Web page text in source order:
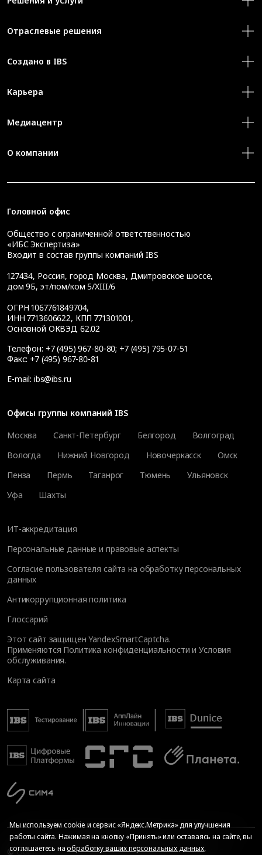
Отраслевые решения
Создано в IBS
Карьера
Медиацентр
О компании
Головной офис
Общество с ограниченной ответственностью
«ИБС Экспертиза»
Входит в состав группы компаний IBS
127434, Россия, город Москва, Дмитровское шоссе,
дом 9Б, эт/пом/ком 5/XIII/6
ОГРН 1067761849704,
ИНН 7713606622, КПП 771301001,
Основной ОКВЭД 62.02
Телефон: +7 (495) 967-80-80; +7 (495) 795-07-51
Факс: +7 (495) 967-80-81
E-mail: ibs@ibs.ru
Офисы группы компаний IBS
Москва
Санкт-Петербург Белгород
Волгоград
Вологда
Нижний Новгород Новочеркасск
Омск
Пенза
Пермь Таганрог Тюмень
Ульяновск
Уфа
Шахты
ИТ-аккредитация
Персональные данные и правовые аспекты
Согласие пользователя сайта на обработку персональных
данных
Антикоррупционная политика
Глоссарий
Этот сайт защищен YandexSmartCaptcha.
Применяются Политика конфиденциальности иУсловия
обслуживания.
Карта сайта
© Общество с ограниченной ответственностью «ИБС
Мы используем cookie и сервис «Яндекс.Метрика» для улучшения
работы сайта. Нажимая на кнопку «Принять» или оставаясь на сайте, вы
соглашаетесь наобработку ваших персональных данных,